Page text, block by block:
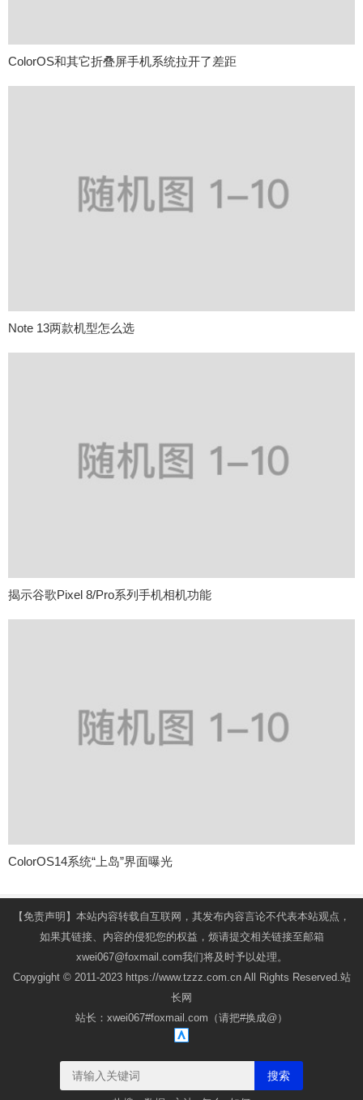
ColorOS和其它折叠屏手机系统拉开了差距
Note 13两款机型怎么选
揭示谷歌Pixel 8/Pro系列手机相机功能
ColorOS14系统“上岛”界面曝光
【免责声明】本站内容转载自互联网，其发布内容言论不代表本站观点，
如果其链接、内容的侵犯您的权益，烦请提交相关链接至邮箱
xwei067@foxmail.com我们将及时予以处理。
Copygight © 2011-2023 https://www.tzzz.com.cn All Rights Reserved.站
长网
站长：xwei067#foxmail.com（请把#换成@）
搜索